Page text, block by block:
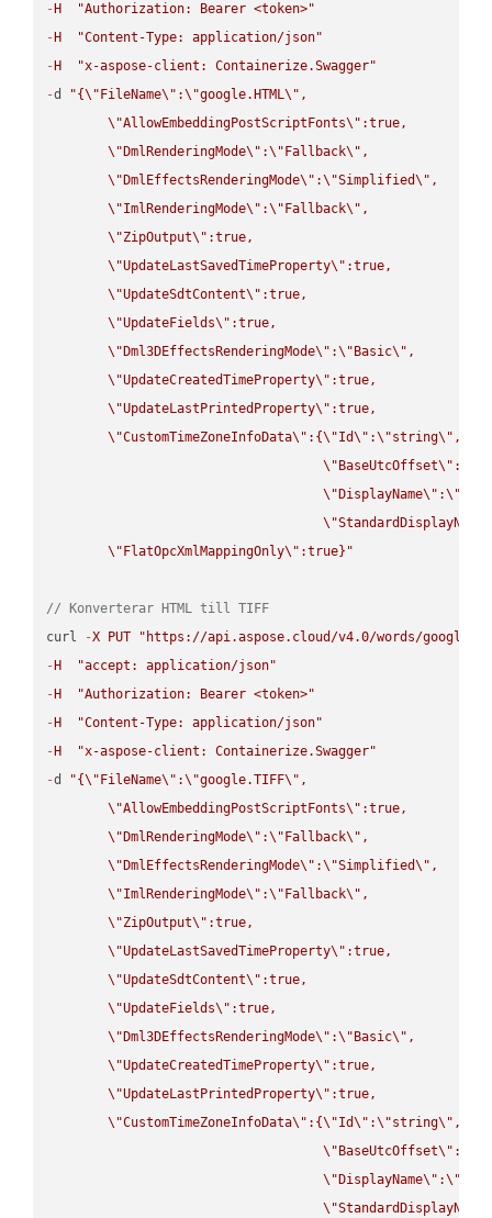
- H
"Authorization: Bearer <token>"
- H
"Content-Type: application/json"
- H
"x-aspose-client: Containerize.Swagger"
-d "{\" FileName\" :\"google.HTML\" ,
\"AllowEmbeddingPostScriptFonts\" :true,
\" DmlRenderingMode\" :\" Fallback\" ,
\" DmlEffectsRenderingMode\" :\"Simplified\" ,
\"ImlRenderingMode\" :\" Fallback\" ,
\"ZipOutput\" :true,
\"UpdateLastSavedTimeProperty\" :true,
\"UpdateSdtContent\" :true,
\"UpdateFields\" :true,
\" Dml3DEffectsRenderingMode\" :\" Basic\" ,
\"UpdateCreatedTimeProperty\" :true,
\"UpdateLastPrintedProperty\" :true,
\"CustomTimeZoneInfoData\" :{\"Id\" :\"string\" ,
\" BaseUtcOffset\" :
\" DisplayName\" :\"
\"StandardDisplayName
\" FlatOpcXmlMappingOnly\" :true}"
// Konverterar HTML till TIFF
curl
-X PUT
"https://api.aspose.cloud/v4.0/words/
- H
"accept: application/json"
- H
"Authorization: Bearer <token>"
- H
"Content-Type: application/json"
- H
"x-aspose-client: Containerize.Swagger"
-d "{\" FileName\" :\"google.TIFF\" ,
\"AllowEmbeddingPostScriptFonts\" :true,
\" DmlRenderingMode\" :\" Fallback\" ,
\" DmlEffectsRenderingMode\" :\"Simplified\" ,
\"ImlRenderingMode\" :\" Fallback\" ,
\"ZipOutput\" :true,
\"UpdateLastSavedTimeProperty\" :true,
\"UpdateSdtContent\" :true,
\"UpdateFields\" :true,
\" Dml3DEffectsRenderingMode\" :\" Basic\" ,
\"UpdateCreatedTimeProperty\" :true,
\"UpdateLastPrintedProperty\" :true,
\"CustomTimeZoneInfoData\" :{\"Id\" :\"string\" ,
\" BaseUtcOffset\" :
\" DisplayName\" :\"
\"StandardDisplayName